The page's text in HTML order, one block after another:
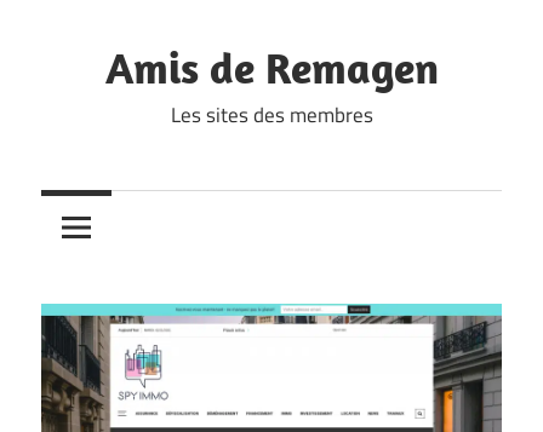
contentAmis de Remagen
Les sites des membres